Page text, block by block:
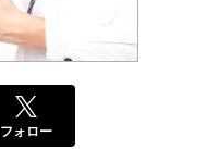
フォロー